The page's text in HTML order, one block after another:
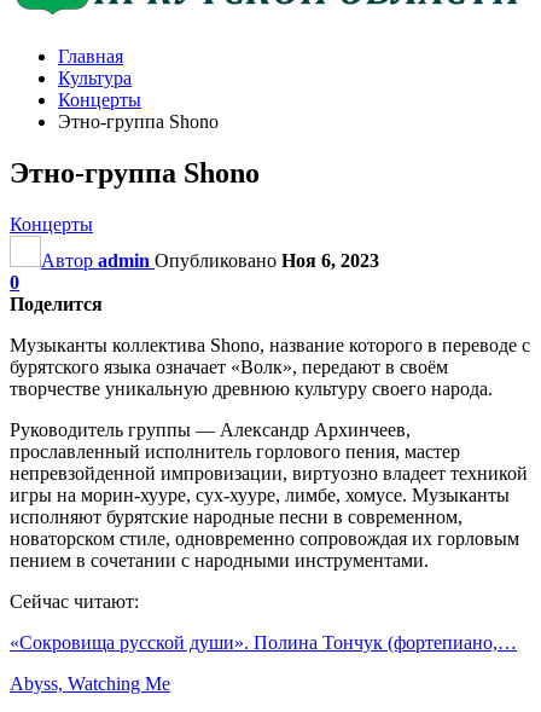
Главная
Культура
Концерты
Этно-группа Shono
Этно-группа Shono
Концерты
Автор admin Опубликовано Ноя 6, 2023
0
Поделится
Музыканты коллектива Shono, название которого в переводе с
бурятского языка означает «Волк», передают в своём
творчестве уникальную древнюю культуру своего народа.
Руководитель группы — Александр Архинчеев,
прославленный исполнитель горлового пения, мастер
непревзойденной импровизации, виртуозно владеет техникой
игры на морин-хууре, сух-хууре, лимбе, хомусе. Музыканты
исполняют бурятские народные песни в современном,
новаторском стиле, одновременно сопровождая их горловым
пением в сочетании с народными инструментами.
Сейчас читают:
«Сокровища русской души». Полина Тончук (фортепиано,…
Abyss, Watching Me